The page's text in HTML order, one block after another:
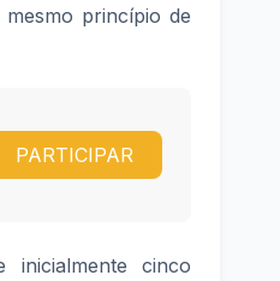
princípio de
PARTICIPAR
cinco